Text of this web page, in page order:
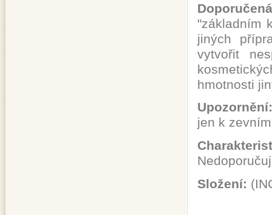
"základním
jiných
vytvořit
hmotnosti
Upozornění:
jen k
Složení: